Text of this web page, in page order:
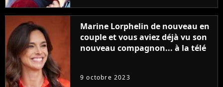
Marine Lorphelin de nouveau en
couple et vous aviez déjà vu son
nouveau compagnon... à la télé
9 octobre 2023